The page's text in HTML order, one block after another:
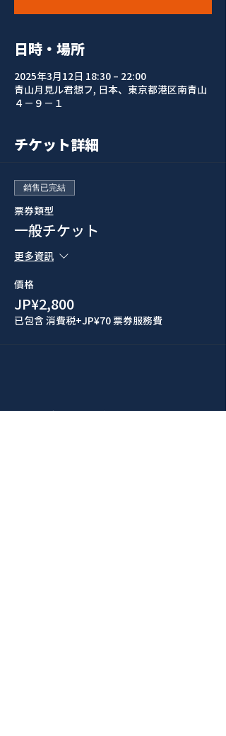
日時・場所
2025年3月12日 18:30 – 22:00
青山月見ル君想フ, 日本、東京都港区南青山
４−９−１
チケット詳細
銷售已完結
票券類型
一般チケット
更多資訊
價格
JP¥2,800
已包含 消費税+JP¥70 票券服務費
このイベントをシェア